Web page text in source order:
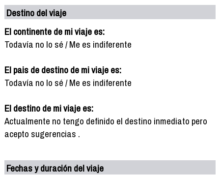
Destino del viaje
El continente de mi viaje es:
Todavía no lo sé / Me es indiferente
El pais de destino de mi viaje es:
Todavía no lo sé / Me es indiferente
El destino de mi viaje es:
Actualmente no tengo definido el destino inmediato pero
acepto sugerencias .
Fechas y duración del viaje